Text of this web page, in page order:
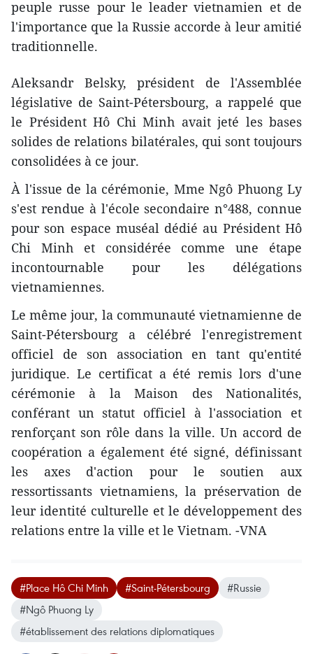
peuple russe pour le leader vietnamien et de
l'importance que la Russie accorde à leur amitié
traditionnelle.
Aleksandr Belsky, président de l'Assemblée
législative de Saint-Pétersbourg, a rappelé que
le Président Hô Chi Minh avait jeté les bases
solides de relations bilatérales, qui sont toujours
consolidées à ce jour.
À l'issue de la cérémonie, Mme Ngô Phuong Ly
s'est rendue à l'école secondaire n°488, connue
pour son espace muséal dédié au Président Hô
Chi Minh et considérée comme une étape
incontournable pour les délégations
vietnamiennes.
Le même jour, la communauté vietnamienne de
Saint-Pétersbourg a célébré l'enregistrement
officiel de son association en tant qu'entité
juridique. Le certificat a été remis lors d'une
cérémonie à la Maison des Nationalités,
conférant un statut officiel à l'association et
renforçant son rôle dans la ville. Un accord de
coopération a également été signé, définissant
les axes d'action pour le soutien aux
ressortissants vietnamiens, la préservation de
leur identité culturelle et le développement des
relations entre la ville et le Vietnam. -VNA
#Place Hô Chi Minh #Saint-Pétersbourg
#Russie
#Ngô Phuong Ly
#établissement des relations diplomatiques